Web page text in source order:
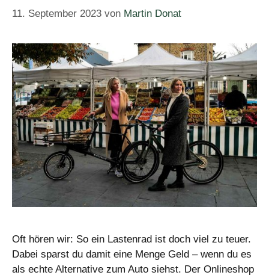
11. September 2023 von Martin Donat
Oft hören wir: So ein Lastenrad ist doch viel zu teuer.
Dabei sparst du damit eine Menge Geld – wenn du es
als echte Alternative zum Auto siehst. Der Onlineshop